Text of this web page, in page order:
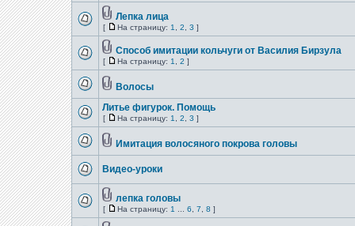
Лепка лица
[ На страницу: 1 2 3 ]
Способ имитации кольчуги от Василия Бирзула
[ На страницу: 1 2 ]
Волосы
Литье фигурок. Помощь
[ На страницу: 1 2 3 ]
Имитация волосяного покрова головы
Видео-уроки
лепка головы
[ На страницу: 1 6 7 8 ]